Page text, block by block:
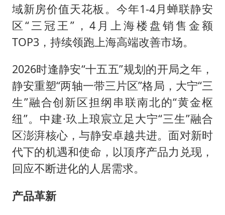
域新房价值天花板。今年1-4月蝉联静安
区“三冠王”，4月上海楼盘销售金额
TOP3，持续领跑上海高端改善市场。
2026时逢静安“十五五”规划的开局之年，
静安重塑“两轴一带三片区”格局，大宁“三
生”融合创新区担纲串联南北的“黄金枢
纽”。中建·玖上琅宸立足大宁“三生”融合
区澎湃核心，与静安卓越共进。面对新时
代下的机遇和使命，以顶序产品力兑现，
回应不断进化的人居需求。
产品革新